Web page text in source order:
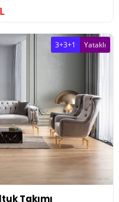
Takımı
3+3+1 Yataklı